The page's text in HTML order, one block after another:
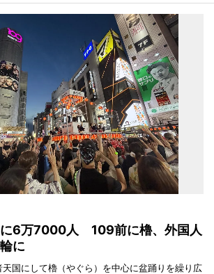
に6万7000人 109前に櫓、外国人
に
国にして櫓（やぐら）を中心に盆踊りを繰り広